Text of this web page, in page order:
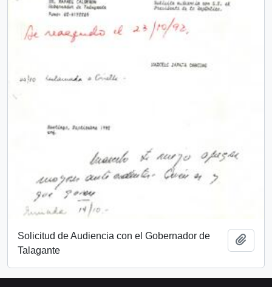
Solicitud de Audiencia con el Gobernador de
Talagante